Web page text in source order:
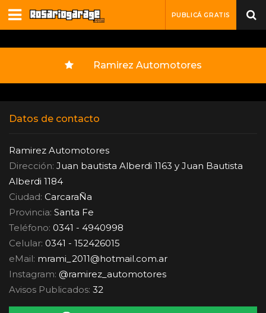
PUBLICÁ GRATIS
Ramirez Automotores
Datos de contacto
Ramirez Automotores
Dirección: Juan bautista Alberdi 1163 y Juan Bautista
Alberdi 1184
Ciudad: CarcaraÑa
Provincia: Santa Fe
Teléfono: 0341 - 4940998
Celular: 0341 - 152426015
eMail: mrami_2011@hotmail.com.ar
Instagram: @ramirez_automotores
Avisos Publicados: 32